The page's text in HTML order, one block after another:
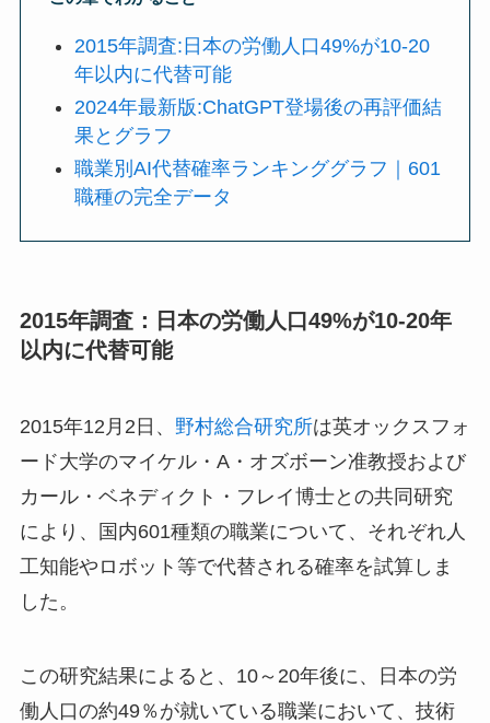
2015年調査:日本の労働人口49%が10-20
年以内に代替可能
2024年最新版:ChatGPT登場後の再評価結
果とグラフ
職業別AI代替確率ランキンググラフ｜601
職種の完全データ
2015年調査：日本の労働人口49%が10-20年
以内に代替可能
2015年12月2日、 野村総合研究所は英オックスフォ
ード大学のマイケル・A・オズボーン准教授および
カール・ベネディクト・フレイ博士との共同研究
により、国内601種類の職業について、それぞれ人
工知能やロボット等で代替される確率を試算しま
した。
この研究結果によると、10～20年後に、日本の労
働人口の約49％が就いている職業において、技術